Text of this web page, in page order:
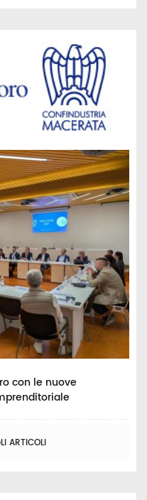
con le nuove
ARTICOLI